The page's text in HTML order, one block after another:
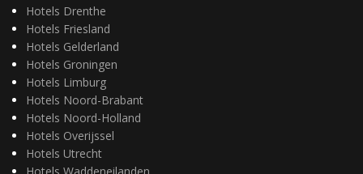
Hotels Drenthe
Hotels Friesland
Hotels Gelderland
Hotels Groningen
Hotels Limburg
Hotels Noord-Brabant
Hotels Noord-Holland
Hotels Overijssel
Hotels Utrecht